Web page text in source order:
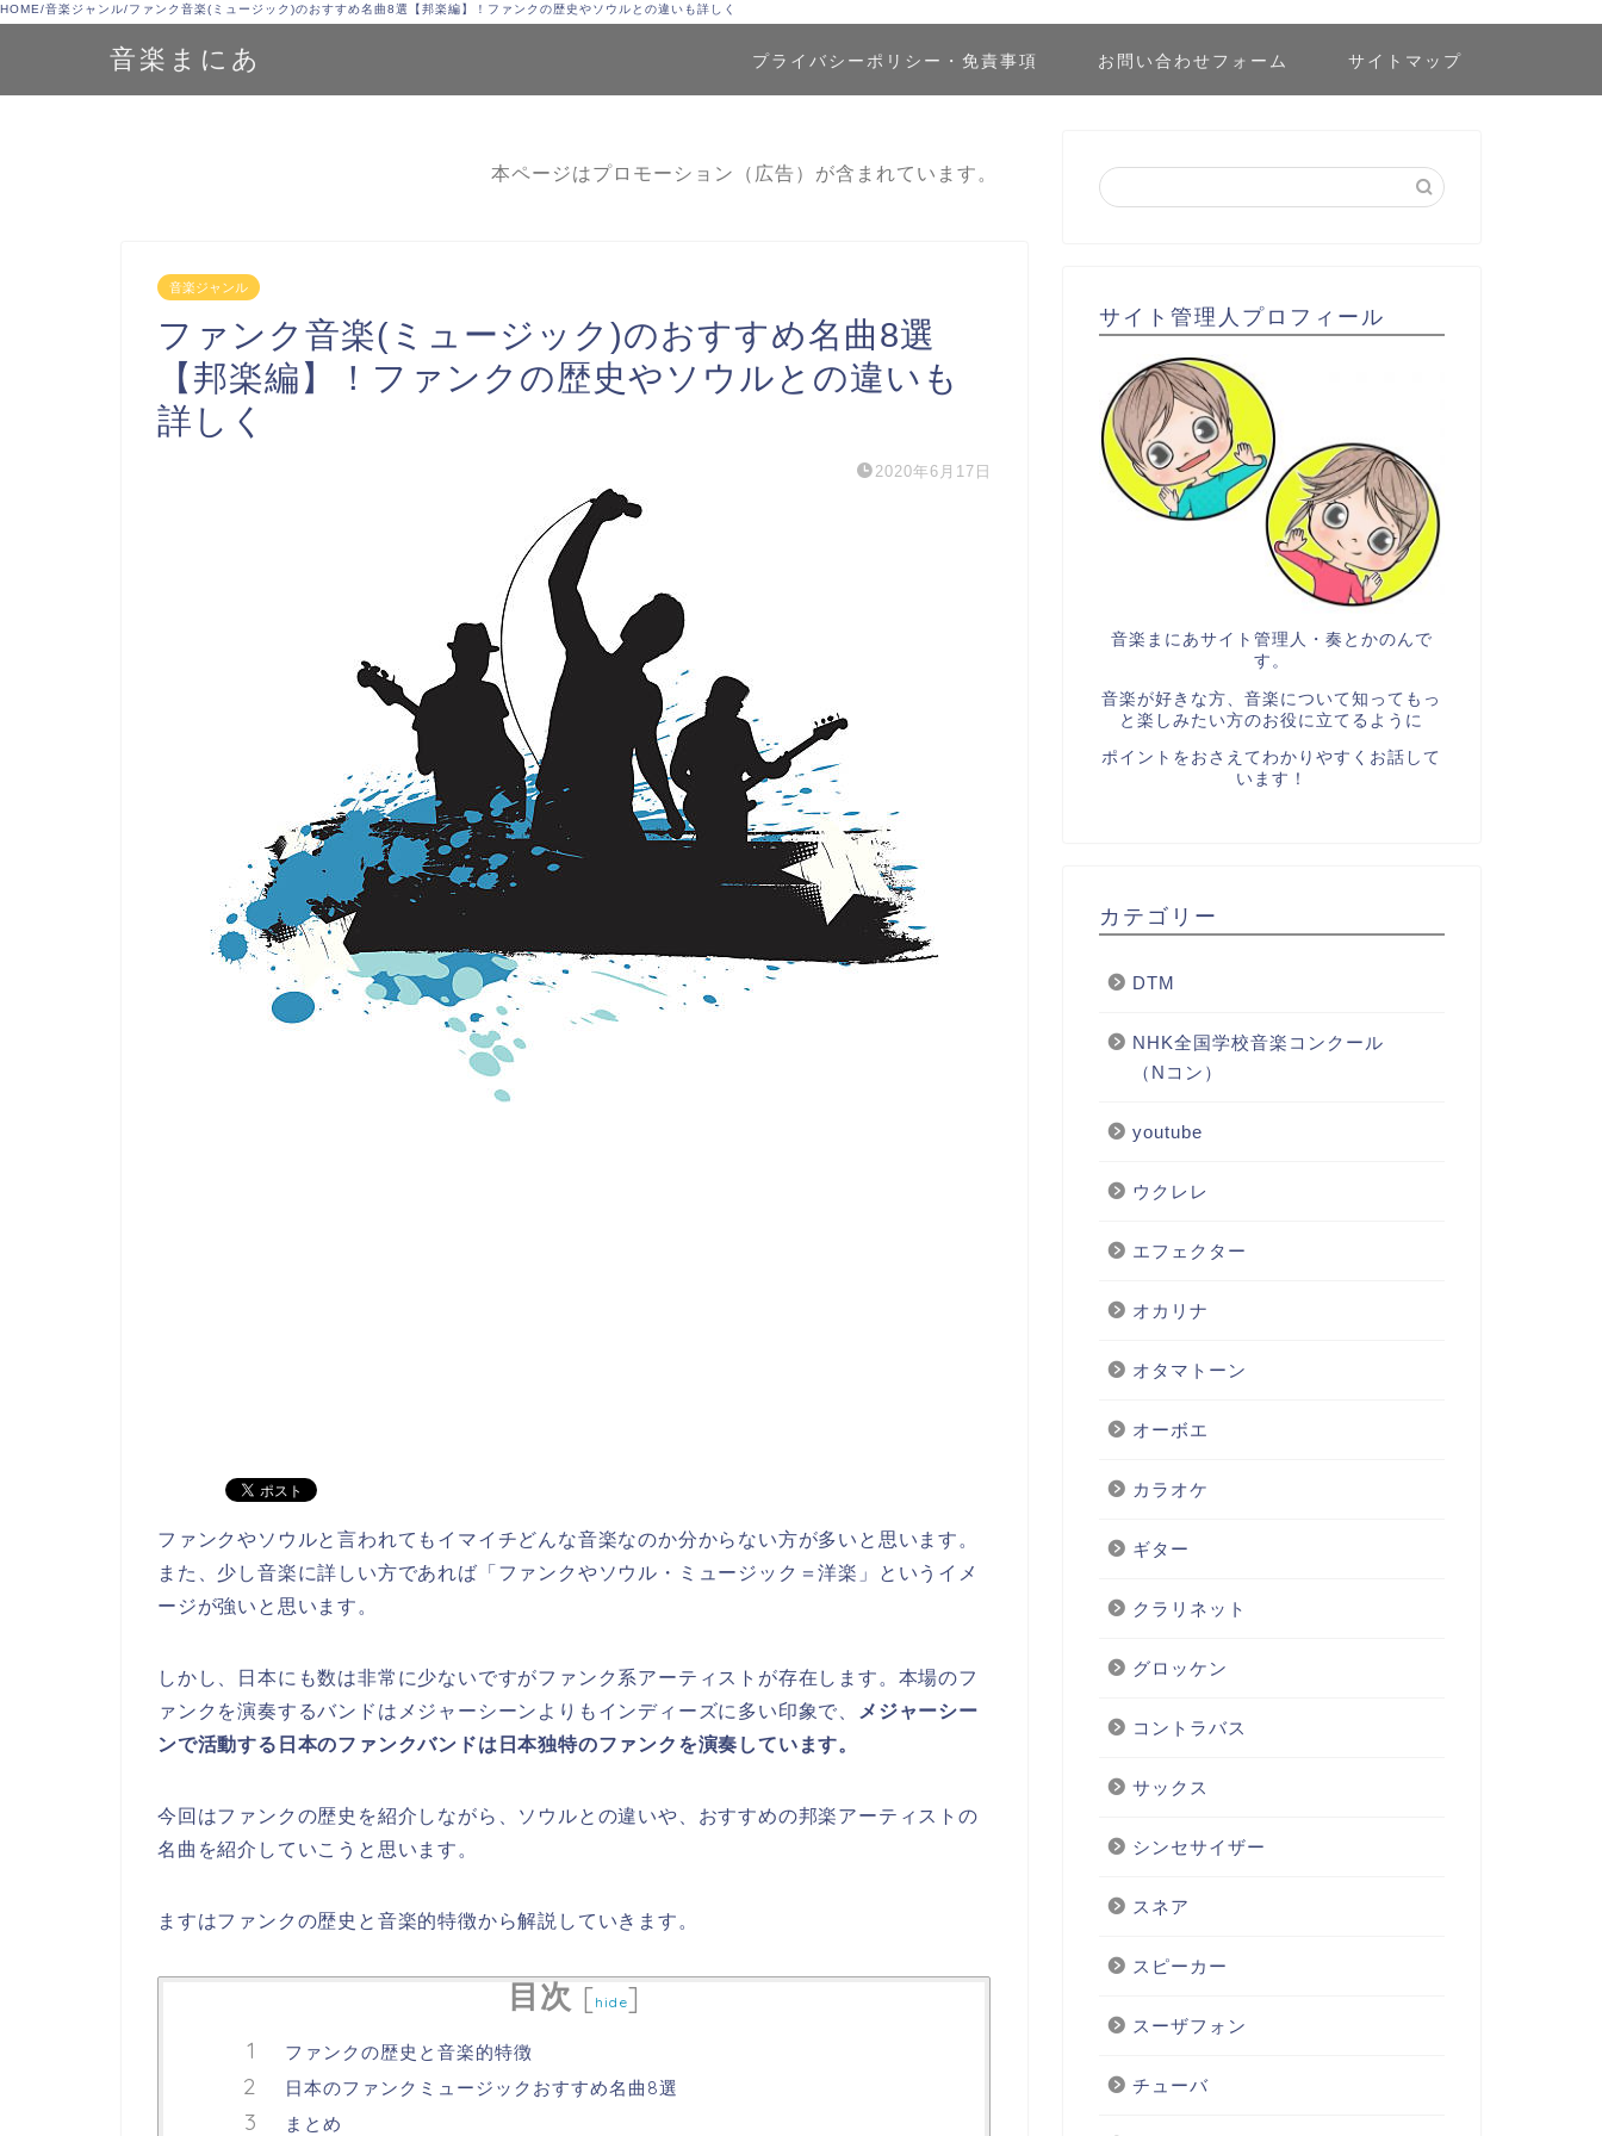
HOME/音楽ジャンル/ファンク音楽(ミュージック)のおすすめ名曲8選【邦楽編】！ファンクの歴史やソウルとの違いも詳しく
音楽まにあ プライバシーポリシー・免責事項 お問い合わせフォーム サイトマップ
本ページはプロモーション（広告）が含まれています。
音楽ジャンル
ファンク音楽(ミュージック)のおすすめ名曲8選
【邦楽編】！ファンクの歴史やソウルとの違いも
詳しく
2020年6月17日
ファンクやソウルと言われてもイマイチどんな音楽なのか分からない方が多いと思います。
また、少し音楽に詳しい方であれば「ファンクやソウル・ミュージック＝洋楽」というイメ
ージが強いと思います。
しかし、日本にも数は非常に少ないですがファンク系アーティストが存在します。本場のフ
ァンクを演奏するバンドはメジャーシーンよりもインディーズに多い印象で、
メジャーシー
ンで活動する日本のファンクバンドは日本独特のファンクを演奏しています。
今回はファンクの歴史を紹介しながら、ソウルとの違いや、おすすめの邦楽アーティストの
名曲を紹介していこうと思います。
ますはファンクの歴史と音楽的特徴から解説していきます。
目次 [hide]
ファンクの歴史と音楽的特徴
日本のファンクミュージックおすすめ名曲8選
まとめ
サイト管理人プロフィール
音楽まにあサイト管理人・奏とかのんで
す。
音楽が好きな方、音楽について知ってもっ
と楽しみたい方のお役に立てるように
ポイントをおさえてわかりやすくお話して
います！
カテゴリー
DTM
NHK全国学校音楽コンクール
（Nコン）
youtube
ウクレレ
エフェクター
オカリナ
オタマトーン
オーボエ
カラオケ
ギター
クラリネット
グロッケン
コントラバス
サックス
シンセサイザー
スネア
スピーカー
スーザフォン
チューバ